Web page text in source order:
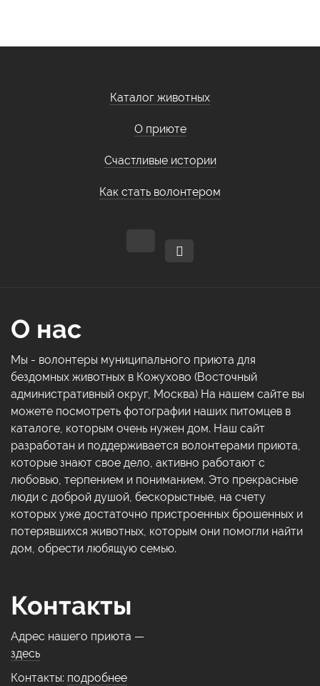
Каталог животных
О приюте
Счастливые истории
Как стать волонтером
О нас
Мы - волонтеры муниципального приюта для
бездомных животных в Кожухово (Восточный
административный округ, Москва) На нашем сайте вы
можете посмотреть фотографии наших питомцев в
каталоге, которым очень нужен дом. Наш сайт
разработан и поддерживается волонтерами приюта,
которые знают свое дело, активно работают с
любовью, терпением и пониманием. Это прекрасные
люди с доброй душой, бескорыстные, на счету
которых уже достаточно пристроенных брошенных и
потерявшихся животных, которым они помогли найти
дом, обрести любящую семью.
Контакты
Адрес нашего приюта —
здесь
Контакты: подробнее